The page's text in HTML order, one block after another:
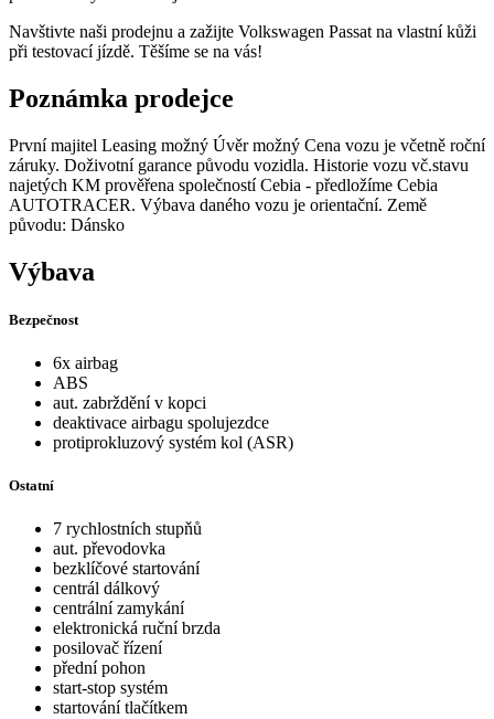
Navštivte naši prodejnu a zažijte Volkswagen Passat na vlastní kůži
při testovací jízdě. Těšíme se na vás!
Poznámka prodejce
První majitel Leasing možný Úvěr možný Cena vozu je včetně roční
záruky. Doživotní garance původu vozidla. Historie vozu vč.stavu
najetých KM prověřena společností Cebia - předložíme Cebia
AUTOTRACER. Výbava daného vozu je orientační. Země
původu: Dánsko
Výbava
Bezpečnost
6x airbag
ABS
aut. zabrždění v kopci
deaktivace airbagu spolujezdce
protiprokluzový systém kol (ASR)
Ostatní
7 rychlostních stupňů
aut. převodovka
bezklíčové startování
centrál dálkový
centrální zamykání
elektronická ruční brzda
posilovač řízení
přední pohon
start-stop systém
startování tlačítkem